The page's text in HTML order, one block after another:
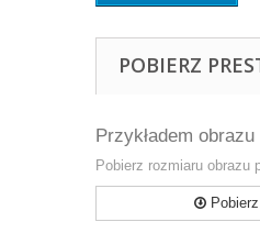
POBIERZ
Przykładem obrazu
Pobierz rozmiaru obrazu